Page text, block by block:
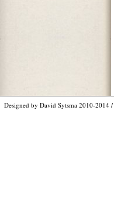
Designed by David Sytsma 2010-2014 /